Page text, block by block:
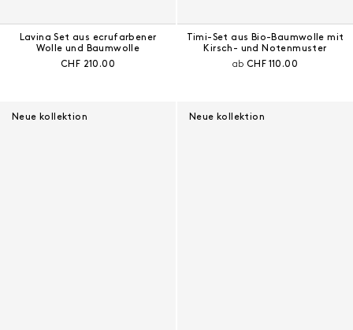
Lavina Set aus ecrufarbener
Wolle und Baumwolle
Aktueller Preis:
CHF 210.00
Timi-Set aus Bio-Baumwolle mit
Kirsch- und Notenmuster
abAktueller Preis:
CHF 110.00
Neue kollektion Neue kollektion